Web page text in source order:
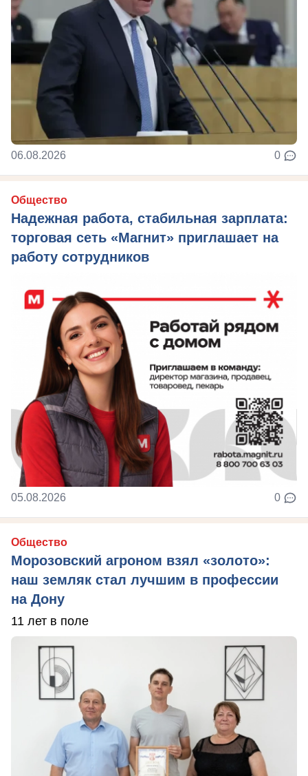
06.08.2026 0
Общество
Надежная работа, стабильная зарплата:
торговая сеть «Магнит» приглашает на
работу сотрудников
05.08.2026 0
Общество
Морозовский агроном взял «золото»:
наш земляк стал лучшим в профессии
на Дону
11 лет в поле